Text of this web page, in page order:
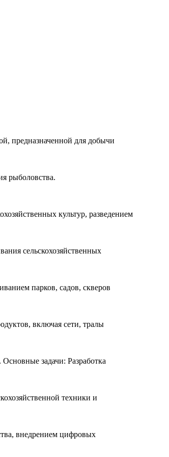
предназначенной для добычи
рыболовства.
культур, разведением
сельскохозяйственных
парков, садов, скверов
включая сети, тралы
задачи: Разработка
техники и
внедрением цифровых